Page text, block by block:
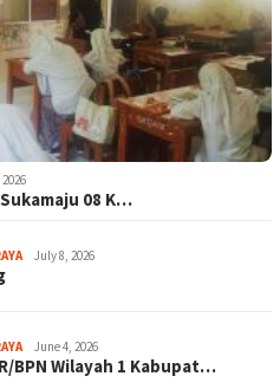
08 K…
July 8, 2026
June 4, 2026
BPN Wilayah 1 Kabupat…